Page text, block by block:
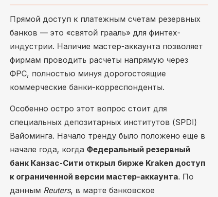
Прямой доступ к платежным счетам резервных
банков — это «святой грааль» для финтех-
индустрии. Наличие мастер-аккаунта позволяет
фирмам проводить расчеты напрямую через
ФРС, полностью минуя дорогостоящие
коммерческие банки-корреспонденты.
Особенно остро этот вопрос стоит для
специальных депозитарных институтов (SPDI)
Вайоминга. Начало тренду было положено еще в
начале года, когда Федеральный резервный
банк Канзас-Сити открыл бирже Kraken доступ
к ограниченной версии мастер-аккаунта. По
данным Reuters, в марте банковское